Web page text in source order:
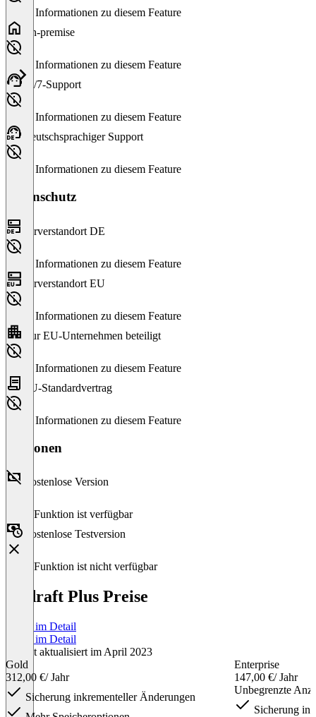
Keine Informationen zu diesem Feature
On-premise
Keine Informationen zu diesem Feature
24/7-Support
Keine Informationen zu diesem Feature
Deutschsprachiger Support
Keine Informationen zu diesem Feature
Datenschutz
Serverstandort DE
Keine Informationen zu diesem Feature
Serverstandort EU
Keine Informationen zu diesem Feature
Nur EU-Unternehmen beteiligt
Keine Informationen zu diesem Feature
EU-Standardvertrag
Keine Informationen zu diesem Feature
Versionen
Kostenlose Version
Diese Funktion ist verfügbar
Kostenlose Testversion
Diese Funktion ist nicht verfügbar
Updraft Plus Preise
Preise im Detail
Preise im Detail
Zuletzt aktualisiert im April 2023
Gold
312,00 €/ Jahr
Sicherung inkrementeller Änderungen
Enterprise
147,00 €/ Jahr
Unbegrenzte
Sicherung